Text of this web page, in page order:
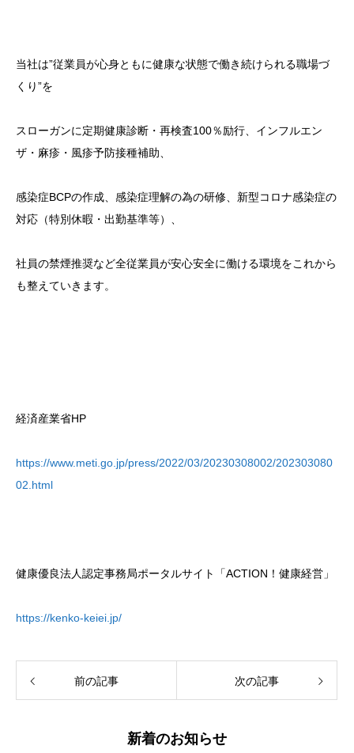
当社は”従業員が心身ともに健康な状態で働き続けられる職場づ
くり”を
スローガンに定期健康診断・再検査100％励行、インフルエン
ザ・麻疹・風疹予防接種補助、
感染症BCPの作成、感染症理解の為の研修、新型コロナ感染症の
対応（特別休暇・出勤基準等）、
社員の禁煙推奨など全従業員が安心安全に働ける環境をこれから
も整えていきます。
経済産業省HP
https://www.meti.go.jp/press/2022/03/20230308002/202303080
02.html
健康優良法人認定事務局ポータルサイト「ACTION！健康経営」
https://kenko-keiei.jp/
前の記事 次の記事
新着のお知らせ